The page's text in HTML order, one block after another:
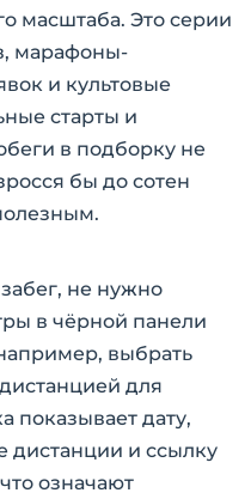
масштаба. Это серии
марафоны-
и культовые
старты и
в подборку не
бы до сотен
не нужно
в чёрной панели
выбрать
для
показывает дату,
дистанции и ссылку
означают